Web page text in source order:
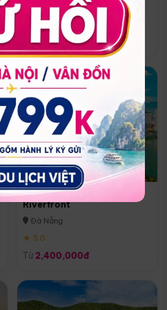
Quoc
Phú Quốc
★ 5.0
Melia Vinpearl Danang
Riverfront
Đà Nẵng
★ 5.0
Từ 2,400,000đ